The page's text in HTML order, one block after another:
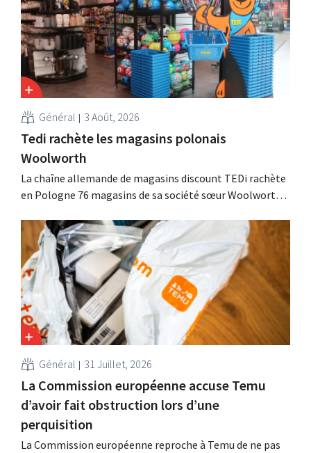
Général 3 Août, 2026
Tedi rachète les magasins polonais
Woolworth
La chaîne allemande de magasins discount TEDi rachète
en Pologne 76 magasins de sa société sœur Woolworth,
discount non alimentaire nourrissent des ambitions de
croissance en Europe.
Général 31 Juillet, 2026
La Commission européenne accuse Temu
d’avoir fait obstruction lors d’une
perquisition
La Commission européenne reproche à Temu de ne pas